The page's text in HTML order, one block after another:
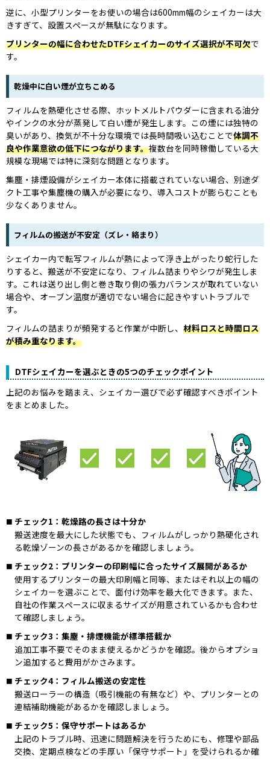
逆に、小型プリンターをお使いの場合は600mm幅のシェイカーは大
きすぎて、設置スペースが無駄になります。
プリンターの幅に合わせたDTFシェイカーのサイズ選択が不可欠で
す。
乾燥中に白い煙が立ちこめる
フィルムを熱硬化させる際、ホットメルトパウダーに含まれる油分
やインクの水分が蒸発して白い煙が発生します。この煙には独特の
臭いがあり、換気が不十分な環境では長時間吸い込むことで体調不
良や作業意欲の低下につながります。複数台を同時稼働している大
規模な現場では特に深刻な問題となります。
集塵・排煙設備がシェイカー本体に搭載されていない場合、別途ダ
クト工事や集塵機の購入が必要になり、導入コストが膨らむことも
少なくありません。
フィルムの搬送が不安定（ズレ・絡まり）
シェイカー内で転写フィルムが熱によって浮き上がったり蛇行した
りすると、搬送が不安定になり、フィルム詰まりやシワが発生しま
す。これは送り出し側と巻き取り側の張力バランスが取れていない
場合や、オーブン温度が適切でない場合に起きやすいトラブルで
す。
フィルムの詰まりが頻発すると作業が中断し、 材料ロスと時間ロス
が積み重なります。
DTFシェイカーを選ぶときの5つのチェックポイント
上記のお悩みを踏まえ、シェイカー選びで必ず確認すべきポイント
をまとめました。
チェック1：乾燥路の長さは十分か
搬送速度を最大にした状態でも、フィルムがしっかり熱硬化され
る乾燥ゾーンの長さがあるかを確認しましょう。
チェック2：プリンターの印刷幅に合ったサイズ展開があるか
使用するプリンターの最大印刷幅と同等、またはそれ以上の幅の
シェイカーを選ぶことで、面付け効率を最大化できます。また、
自社の作業スペースに収まるサイズが用意されているかも合わせ
て確認しましょう。
チェック3：集塵・排煙機能が標準搭載か
追加工事不要でそのまま使えるかどうかを確認。後からオプショ
ン追加すると費用がかさみます。
チェック4：フィルム搬送の安定性
搬送ローラーの構造（吸引機能の有無など）や、プリンターとの
連結補助機能があるかを確認しましょう。
チェック5：保守サポートはあるか
上記のトラブル時、迅速に問題解決を行うためにも、修理や部品
交換、定期点検などの手厚い「保守サポート」を受けられるか確